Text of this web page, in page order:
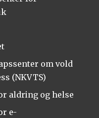
om vold
(NKVTS)
aldring og helse
e-